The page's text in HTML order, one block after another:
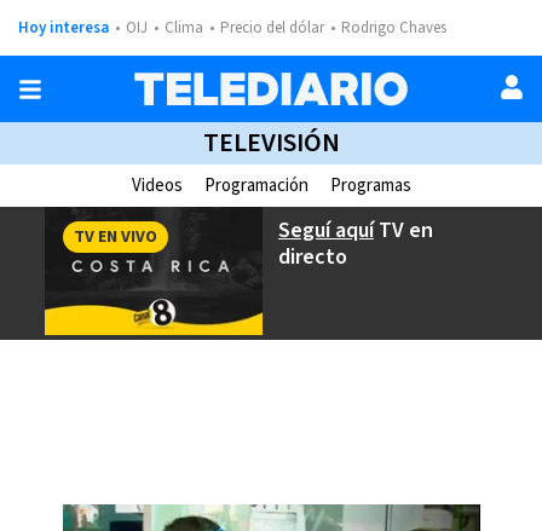
Hoy interesa OIJ Clima Precio del dólar Rodrigo Chaves
TELEVISIÓN
Videos Programación Programas
Seguí aquíTV en
directo
TV EN VIVO